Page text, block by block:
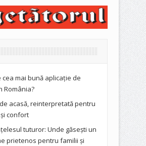
cea mai bună aplicație de
România?
acasă, reinterpretată pentru
confort
tuturor: Unde găsești un
prietenos pentru familii și